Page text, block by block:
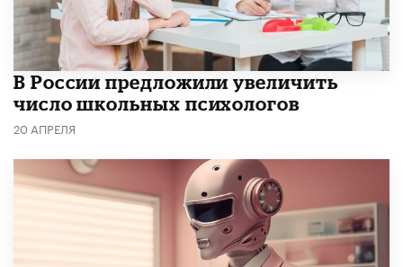
В России предложили увеличить
число школьных психологов
20 АПРЕЛЯ